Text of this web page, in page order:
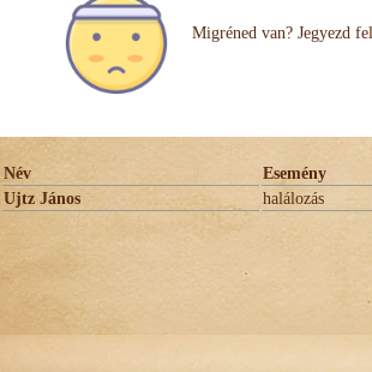
Migréned van? Jegyezd
Név
Esemény
Ujtz János
halálozás